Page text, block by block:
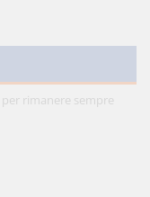
per rimanere sempre